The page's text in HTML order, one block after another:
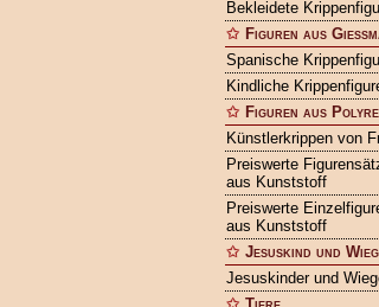
Bekleidete
Figuren aus
Spanische
Kindliche
Figuren aus
Künstlerkrippen von
Preiswerte
aus Kunststoff
Preiswerte
aus Kunststoff
Jesuskind und
Jesuskinder und